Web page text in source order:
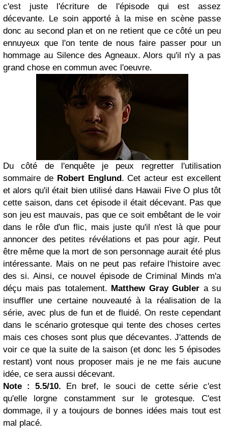
c'est juste l'écriture de l'épisode qui est assez
décevante. Le soin apporté à la mise en scène passe
donc au second plan et on ne retient que ce côté un peu
ennuyeux que l'on tente de nous faire passer pour un
hommage au Silence des Agneaux. Alors qu'il n'y a pas
grand chose en commun avec l'oeuvre.
Du côté de l'enquête je peux regretter l'utilisation
sommaire de Robert Englund . Cet acteur est excellent
et alors qu'il était bien utilisé dans Hawaii Five O plus tôt
cette saison, dans cet épisode il était décevant. Pas que
son jeu est mauvais, pas que ce soit embêtant de le voir
dans le rôle d'un flic, mais juste qu'il n'est là que pour
annoncer des petites révélations et pas pour agir. Peut
être même que la mort de son personnage aurait été plus
intéressante. Mais on ne peut pas refaire l'histoire avec
des si. Ainsi, ce nouvel épisode de Criminal Minds m'a
déçu mais pas totalement. Matthew Gray Gubler a su
insuffler une certaine nouveauté à la réalisation de la
série, avec plus de fun et de fluidé. On reste cependant
dans le scénario grotesque qui tente des choses certes
mais ces choses sont plus que décevantes. J'attends de
voir ce que la suite de la saison (et donc les 5 épisodes
restant) vont nous proposer mais je ne me fais aucune
idée, ce sera aussi décevant.
Note : 5.5/10. En bref, le souci de cette série c'est
qu'elle lorgne constamment sur le grotesque. C'est
dommage, il y a toujours de bonnes idées mais tout est
mal placé.